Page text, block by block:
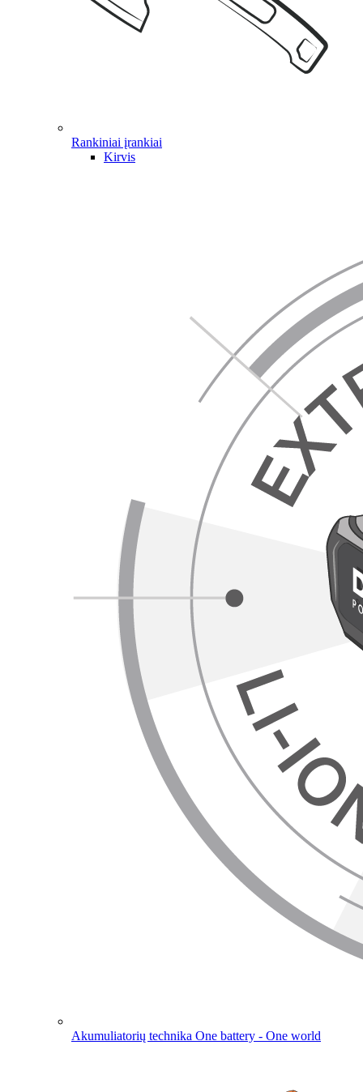
Rankiniai įrankiai
Kirvis
Akumuliatorių technika One battery - One world